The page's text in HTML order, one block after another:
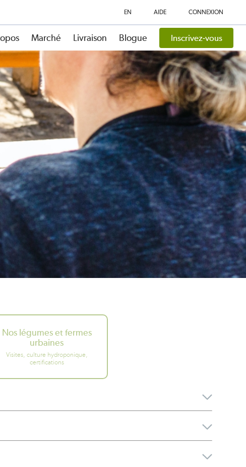
CONNEXION
AIDE
EN
Inscrivez-vous
Blogue
Livraison
Marché
Nos légumes et fermes
urbaines
Visites, culture hydroponique,
certifications